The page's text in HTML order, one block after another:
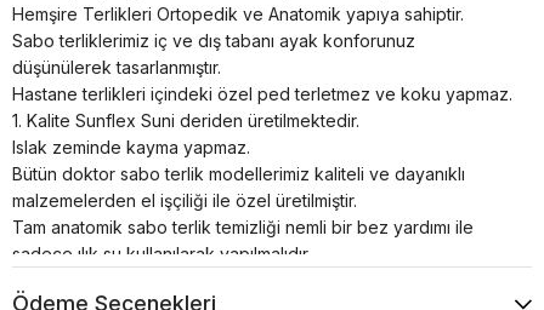
Hemşire Terlikleri Ortopedik ve Anatomik yapıya sahiptir.
Sabo terliklerimiz iç ve dış tabanı ayak konforunuz
düşünülerek tasarlanmıştır.
Hastane terlikleri içindeki özel ped terletmez ve koku yapmaz.
1. Kalite Sunflex Suni deriden üretilmektedir.
Islak zeminde kayma yapmaz.
Bütün doktor sabo terlik modellerimiz kaliteli ve dayanıklı
malzemelerden el işçiliği ile özel üretilmiştir.
Tam anatomik sabo terlik temizliği nemli bir bez yardımı ile
sadece ılık su kullanılarak yapılmalıdır.
Ödeme Seçenekleri